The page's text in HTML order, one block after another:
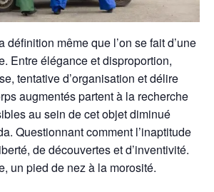
définition même que l’on se fait d’une
Entre élégance et disproportion,
tentative d’organisation et délire
augmentés partent à la recherche
au sein de cet objet diminué
Questionnant comment l’inaptitude
de découvertes et d’inventivité.
un pied de nez à la morosité.